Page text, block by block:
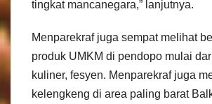
tingkat mancanegara,” lanjutnya.
Menparekraf juga sempat melihat
produk UMKM di pendopo mulai
kuliner, fesyen. Menparekraf juga
kelengkeng di area paling barat